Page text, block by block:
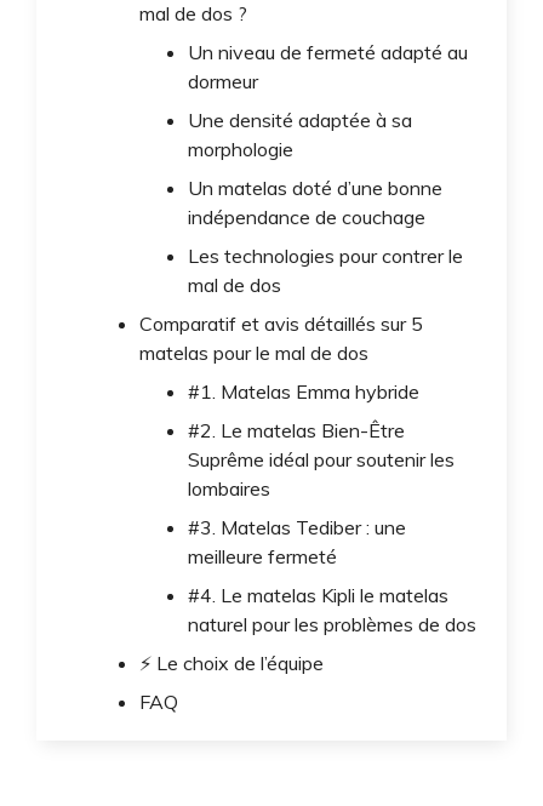
mal de dos ?
Un niveau de fermeté adapté au
dormeur
Une densité adaptée à sa
morphologie
Un matelas doté d’une bonne
indépendance de couchage
Les technologies pour contrer le
mal de dos
Comparatif et avis détaillés sur 5
matelas pour le mal de dos
#1. Matelas Emma hybride
#2. Le matelas Bien-Être
Suprême idéal pour soutenir les
lombaires
#3. Matelas Tediber : une
meilleure fermeté
#4. Le matelas Kipli le matelas
naturel pour les problèmes de dos
⚡ Le choix de l’équipe
FAQ